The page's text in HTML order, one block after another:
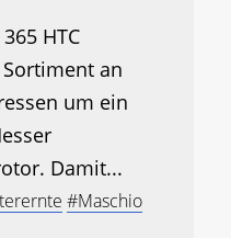
HTC
an
um ein
Damit...
#Maschio